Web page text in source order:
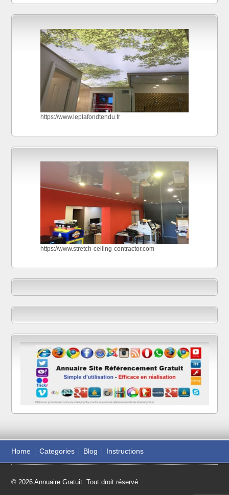
https://www.leplafondtendu.fr
https://www.stretch-ceiling-contractor.com
Home Categories Blog Instructions
© 2026 Annuaire Gratuit. Tout droit réservé